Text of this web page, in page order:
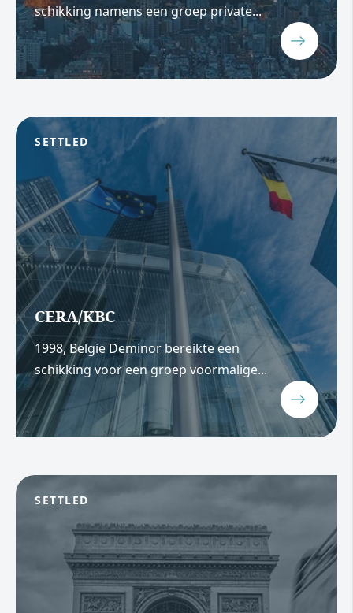
schikking namens een groep private...
SETTLED
CERA/KBC
1998, België Deminor bereikte een
schikking voor een groep voormalige...
SETTLED